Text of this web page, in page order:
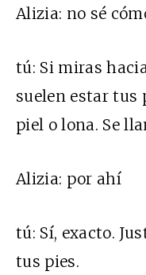
Alizia: no sé
tú: Si miras
suelen estar tus
piel o lona. Se
Alizia: por ahí
tú: Sí, exacto.
tus pies.